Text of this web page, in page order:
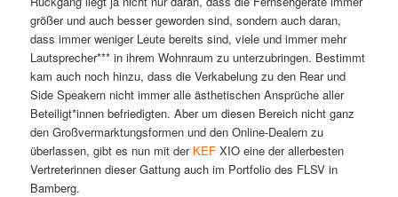
größer und auch besser geworden sind, sondern auch daran,
dass immer weniger Leute bereits sind, viele und immer mehr
Lautsprecher*** in ihrem Wohnraum zu unterzubringen. Bestimmt
kam auch noch hinzu, dass die Verkabelung zu den Rear und
Side Speakern nicht immer alle ästhetischen Ansprüche aller
Beteiligt*innen befriedigten. Aber um diesen Bereich nicht ganz
den Großvermarktungsformen und den Online-Dealern zu
überlassen, gibt es nun mit der KEFXIO eine der allerbesten
Vertreterinnen dieser Gattung auch im Portfolio des FLSV in
Bamberg.